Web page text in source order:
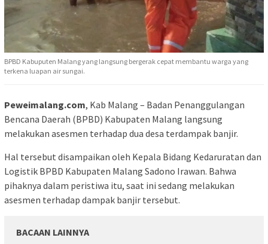
BPBD Kabuputen Malang yang langsung bergerak cepat membantu warga yang
terkena luapan air sungai.
Peweimalang.com, Kab Malang – Badan Penanggulangan
Bencana Daerah (BPBD) Kabupaten Malang langsung
melakukan asesmen terhadap dua desa terdampak banjir.
Hal tersebut disampaikan oleh Kepala Bidang Kedaruratan dan
Logistik BPBD Kabupaten Malang Sadono Irawan. Bahwa
pihaknya dalam peristiwa itu, saat ini sedang melakukan
asesmen terhadap dampak banjir tersebut.
BACAAN LAINNYA